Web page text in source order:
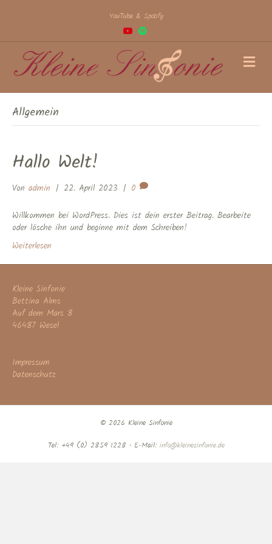
YouTube & Spotify
Y
u
t
u
b
e
S
o
t
i
f
y
N
a
i
t
Allgemein
Hallo Welt!
Von admin | 22. April 2023 | 0
Willkommen bei WordPress. Dies ist dein erster Beitrag. Bearbeite
oder lösche ihn und beginne mit dem Schreiben!
Weiterlesen
Kleine Sinfonie
Bettina Alms
Auf dem Mars 8
46487 Wesel
Impressum
Datenschutz
© 2026 Kleine Sinfonie
Tel: +49 (0) 2859 1228 • E-Mail: info@kleinesinfonie.de